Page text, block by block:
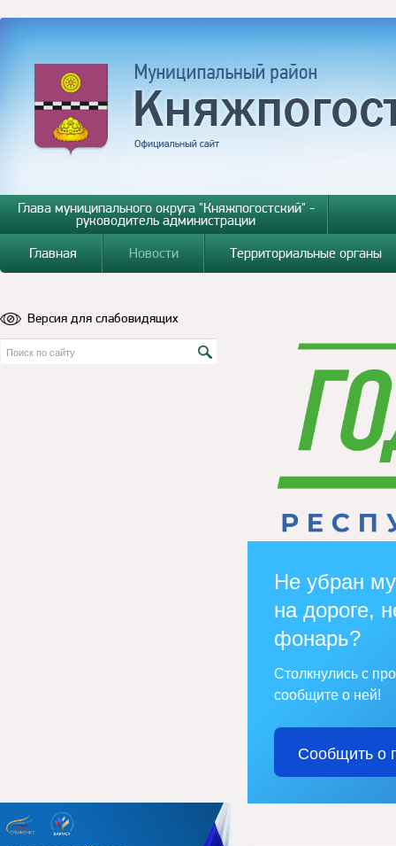
Глава муниципального округа "Княжпогостский" -
руководитель администрации
Главная
Новости Территориальные органы
Версия для слабовидящих
Не убран
на дороге,
фонарь?
Столкнулись с
сообщите о ней!
Сообщить о